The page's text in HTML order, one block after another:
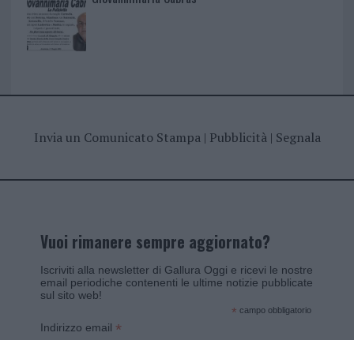
Invia un Comunicato Stampa| Pubblicità| Segnala
Vuoi rimanere sempre aggiornato?
Iscriviti alla newsletter di Gallura Oggi e ricevi le nostre
email periodiche contenenti le ultime notizie pubblicate
sul sito web!
* campo obbligatorio
Indirizzo email *